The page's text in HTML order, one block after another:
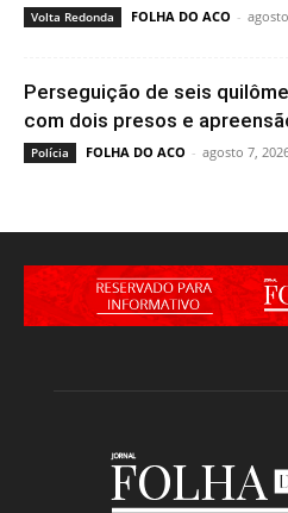
Volta Redonda FOLHA DO ACO -
Perseguição de seis
com dois presos e
Polícia FOLHA DO ACO - agosto 7,